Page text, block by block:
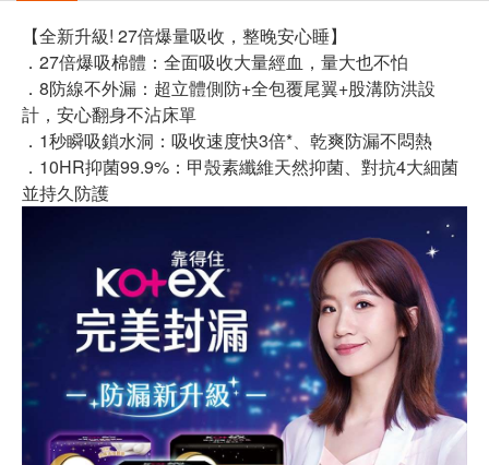
【全新升級! 27倍爆量吸收，整晚安心睡】
．27倍爆吸棉體：全面吸收大量經血，量大也不怕
．8防線不外漏：超立體側防+全包覆尾翼+股溝防洪設
計，安心翻身不沾床單
．1秒瞬吸鎖水洞：吸收速度快3倍*、乾爽防漏不悶熱
．10HR抑菌99.9%：甲殼素纖維天然抑菌、對抗4大細菌
並持久防護